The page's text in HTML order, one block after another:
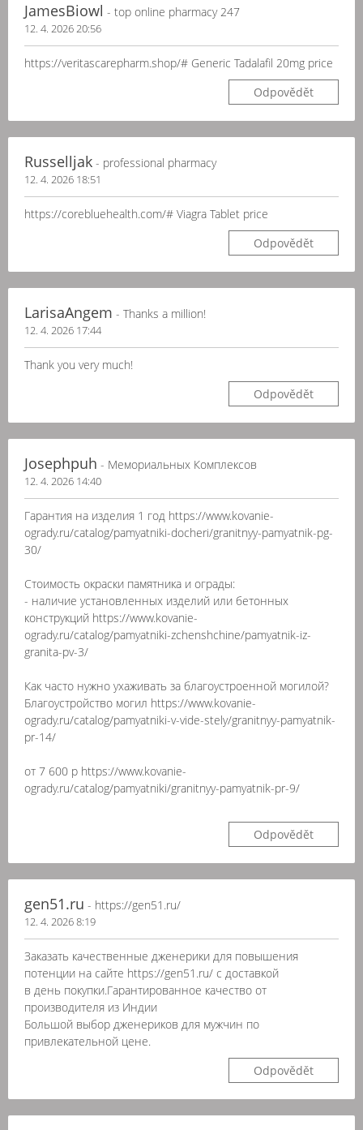
JamesBiowl - top online pharmacy 247
12. 4. 2026 20:56
https://veritascarepharm.shop/# Generic Tadalafil 20mg price
Odpovědět
Russelljak - professional pharmacy
12. 4. 2026 18:51
https://corebluehealth.com/# Viagra Tablet price
Odpovědět
LarisaAngem - Thanks a million!
12. 4. 2026 17:44
Thank you very much!
Odpovědět
Josephpuh - Мемориальных Комплексов
12. 4. 2026 14:40
Гарантия на изделия 1 год https://www.kovanie-
ogrady.ru/catalog/pamyatniki-docheri/granitnyy-pamyatnik-pg-
30/
Стоимость окраски памятника и ограды:
- наличие установленных изделий или бетонных
конструкций https://www.kovanie-
ogrady.ru/catalog/pamyatniki-zchenshchine/pamyatnik-iz-
granita-pv-3/
Как часто нужно ухаживать за благоустроенной могилой?
Благоустройство могил https://www.kovanie-
ogrady.ru/catalog/pamyatniki-v-vide-stely/granitnyy-pamyatnik-
pr-14/
от 7 600 р https://www.kovanie-
ogrady.ru/catalog/pamyatniki/granitnyy-pamyatnik-pr-9/
Odpovědět
gen51.ru - https://gen51.ru/
12. 4. 2026 8:19
Заказать качественные дженерики для повышения
потенции на сайте https://gen51.ru/ с доставкой
в день покупки.Гарантированное качество от
производителя из Индии
Большой выбор дженериков для мужчин по
привлекательной цене.
Odpovědět